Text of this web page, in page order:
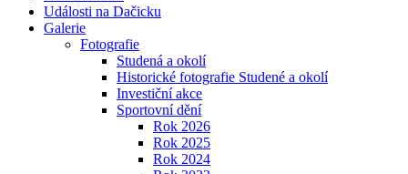
Události na Dačicku
Galerie
Fotografie
Studená a okolí
Historické fotografie Studené a okolí
Investiční akce
Sportovní dění
Rok 2026
Rok 2025
Rok 2024